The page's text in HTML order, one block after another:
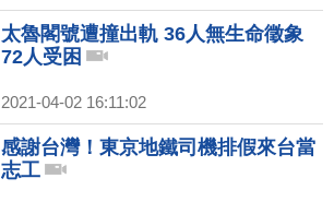
太魯閣號遭撞出軌 36人無生命徵象
72人受困
2021-04-02 16:11:02
感謝台灣！東京地鐵司機排假來台當
志工